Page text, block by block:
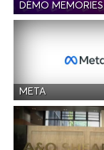
DÉMO MEMORIES
META